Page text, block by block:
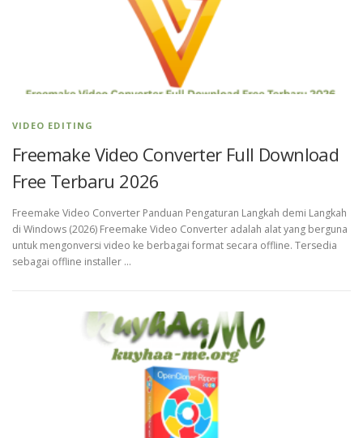
VIDEO EDITING
Freemake Video Converter Full Download
Free Terbaru 2026
Freemake Video Converter Panduan Pengaturan Langkah demi Langkah
di Windows (2026) Freemake Video Converter adalah alat yang berguna
untuk mengonversi video ke berbagai format secara offline. Tersedia
sebagai offline installer …